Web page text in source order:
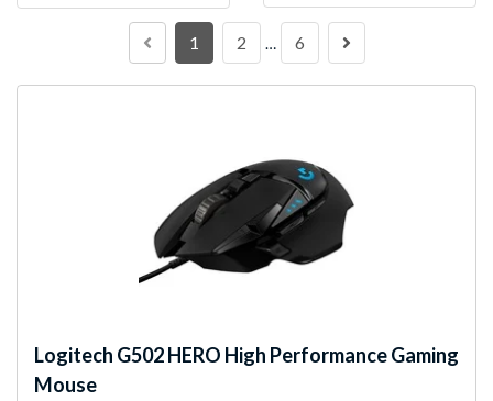
1 2 … 6
Logitech G502 HERO High Performance Gaming
Mouse